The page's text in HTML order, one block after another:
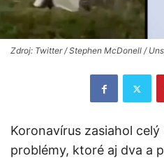
Zdroj: Twitter / Stephen McDonell /
Koronavírus zasiahol
problémy, ktoré aj dva a